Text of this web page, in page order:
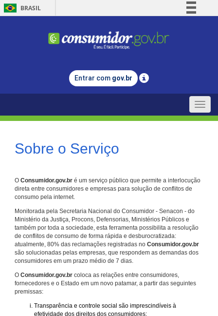
BRASIL
Comunica BR
Legislação
Entrar com gov.br
Toggle
Sobre o Serviço
O Consumidor.gov.br é um serviço público que permite a interlocução
direta entre consumidores e empresas para solução de conflitos de
consumo pela internet.
Monitorada pela Secretaria Nacional do Consumidor - Senacon - do
Ministério da Justiça, Procons, Defensorias, Ministérios Públicos e
também por toda a sociedade, esta ferramenta possibilita a resolução
de conflitos de consumo de forma rápida e desburocratizada:
atualmente, 80% das reclamações registradas no Consumidor.gov.br
são solucionadas pelas empresas, que respondem as demandas dos
consumidores em um prazo médio de 7 dias.
O Consumidor.gov.br coloca as relações entre consumidores,
fornecedores e o Estado em um novo patamar, a partir das seguintes
premissas:
Transparência e controle social são imprescindíveis à
efetividade dos direitos dos consumidores;